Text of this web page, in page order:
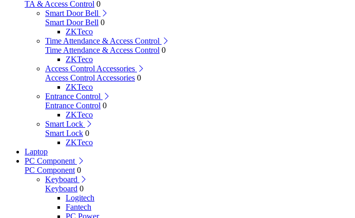
TA & Access Control 0
Smart Door Bell
Smart Door Bell 0
ZKTeco
Time Attendance & Access Control
Time Attendance & Access Control 0
ZKTeco
Access Control Accessories
Access Control Accessories 0
ZKTeco
Entrance Control
Entrance Control 0
ZKTeco
Smart Lock
Smart Lock 0
ZKTeco
Laptop
PC Component
PC Component 0
Keyboard
Keyboard 0
Logitech
Fantech
PC Power